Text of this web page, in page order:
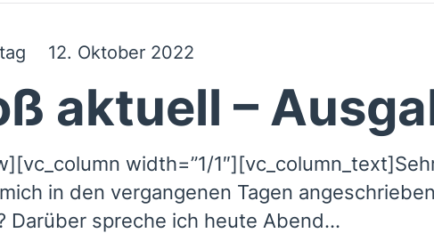
12. Oktober 2022
aktuell –
width=”1/
in den vergangenen Tagen
Darüber spreche ich heute Abend...